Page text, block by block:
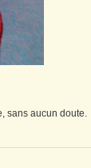
sans aucun doute.